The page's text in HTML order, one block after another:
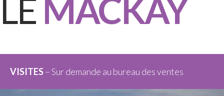
LE MACKAY
VISITES– Sur demande au bureau des ventes